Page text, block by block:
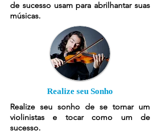
de sucesso usam para abrilhantar suas
músicas.
Realize seu Sonho
Realize seu sonho de se tornar um
violinistas e tocar como um de
sucesso.